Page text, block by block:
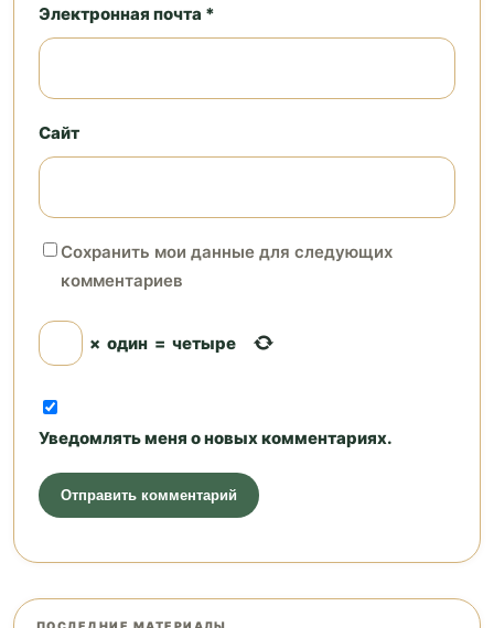
Электронная почта *
Сайт
Сохранить мои данные для следующих
комментариев
× один = четыре
Уведомлять меня о новых комментариях.